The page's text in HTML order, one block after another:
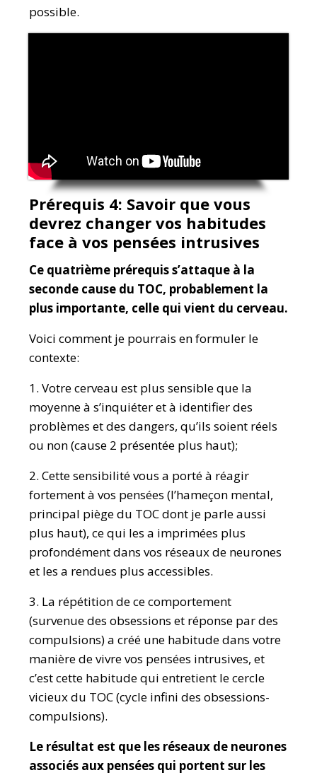
possible.
Prérequis 4: Savoir que vous
devrez changer vos habitudes
face à vos pensées intrusives
Ce quatrième prérequis s’attaque à la
seconde cause du TOC, probablement la
plus importante, celle qui vient du cerveau.
Voici comment je pourrais en formuler le
contexte:
1. Votre cerveau est plus sensible que la
moyenne à s’inquiéter et à identifier des
problèmes et des dangers, qu’ils soient réels
ou non (cause 2 présentée plus haut);
2. Cette sensibilité vous a porté à réagir
fortement à vos pensées (l’hameçon mental,
principal piège du TOC dont je parle aussi
plus haut), ce qui les a imprimées plus
profondément dans vos réseaux de neurones
et les a rendues plus accessibles.
3. La répétition de ce comportement
(survenue des obsessions et réponse par des
compulsions) a créé une habitude dans votre
manière de vivre vos pensées intrusives, et
c’est cette habitude qui entretient le cercle
vicieux du TOC (cycle infini des obsessions-
compulsions).
Le résultat est que les réseaux de neurones
associés aux pensées qui portent sur les